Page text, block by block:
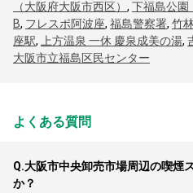
（大阪府大阪市西区） , 下福島公園
B, フレスポ阿波座, 福島警察署, 竹
座駅, 上方温泉 一休 慶泉成美の湯,
大阪市立福島区民センター
よくある質問
Q.大阪市中央卸売市場周辺の喫煙
か？